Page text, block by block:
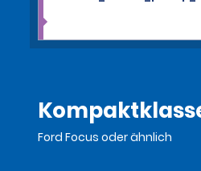
Ford Focus oder ähnlich